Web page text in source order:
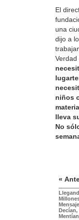
El
una
dijo a
Verdad
niños
lleva
No
«